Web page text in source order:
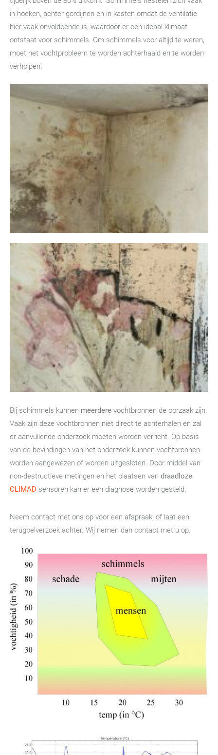
in hoeken, achter gordijnen en in kasten omdat de ventilatie
hier vaak onvoldoende is, waardoor er een ideaal klimaat
ontstaat voor schimmels. Om schimmels voor altijd te weren,
moet het vochtprobleem te worden achterhaald en te worden
verholpen.
Bij schimmels kunnen meerdere vochtbronnen de oorzaak zijn.
Vaak zijn deze vochtbronnen niet direct te achterhalen en zal
er aanvullende onderzoek moeten worden verricht. Op basis
van de bevindingen van het onderzoek kunnen vochtbronnen
worden aangewezen of worden uitgesloten. Door middel van
non-destructieve metingen en het plaatsen van draadloze
CLIMAD sensoren kan er een diagnose worden gesteld.
Neem contact met ons op voor een afspraak, of laat een
terugbelverzoek achter. Wij nemen dan contact met u op.